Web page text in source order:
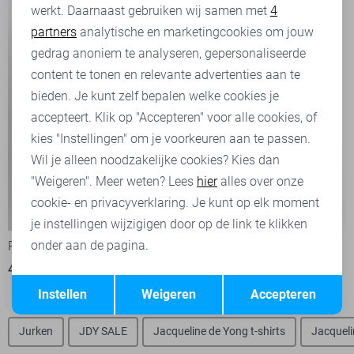
Refined Department Blazer
47,50
Jurken JDY SALE Jacqueline de Yong t-shirts
Analytische cookies
Marketing cookies
Terug Opslaan
werkt. Daarnaast gebruiken wij samen met 4
partners analytische en marketingcookies om jouw
gedrag anoniem te analyseren, gepersonaliseerde
content te tonen en relevante advertenties aan te
bieden. Je kunt zelf bepalen welke cookies je
accepteert. Klik op "Accepteren" voor alle cookies, of
kies "Instellingen" om je voorkeuren aan te passen.
Wil je alleen noodzakelijke cookies? Kies dan
"Weigeren". Meer weten? Lees hieralles over onze
cookie- en privacyverklaring. Je kunt op elk moment
je instellingen wijzigigen door op de link te klikken
onder aan de pagina.
Accepteren
Weigeren
Instellen